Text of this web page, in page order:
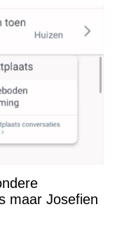
maar Josefien